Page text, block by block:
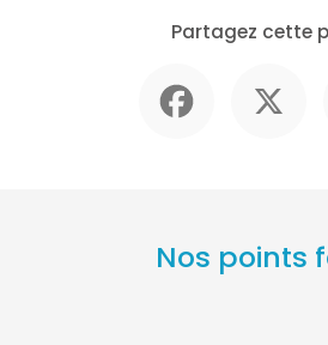
Partagez cette
Nos points